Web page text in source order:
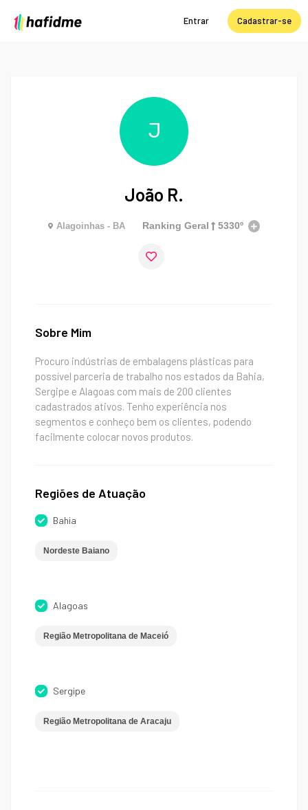
Entrar Cadastrar-se
J
João R.
Alagoinhas - BA Ranking Geral 5330º
Sobre Mim
Procuro indústrias de embalagens plásticas para
possível parceria de trabalho nos estados da Bahia,
Sergipe e Alagoas com mais de 200 clientes
cadastrados ativos. Tenho experiência nos
segmentos e conheço bem os clientes, podendo
facilmente colocar novos produtos.
Regiões de Atuação
Bahia
Nordeste Baiano
Alagoas
Região Metropolitana de Maceió
Sergipe
Região Metropolitana de Aracaju